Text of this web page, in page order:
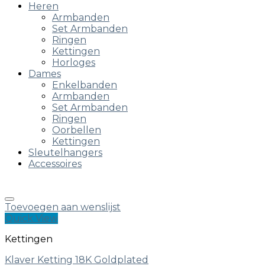
Heren
Armbanden
Set Armbanden
Ringen
Kettingen
Horloges
Dames
Enkelbanden
Armbanden
Set Armbanden
Ringen
Oorbellen
Kettingen
Sleutelhangers
Accessoires
Toevoegen aan wenslijst
Quick View
Kettingen
Klaver Ketting 18K Goldplated